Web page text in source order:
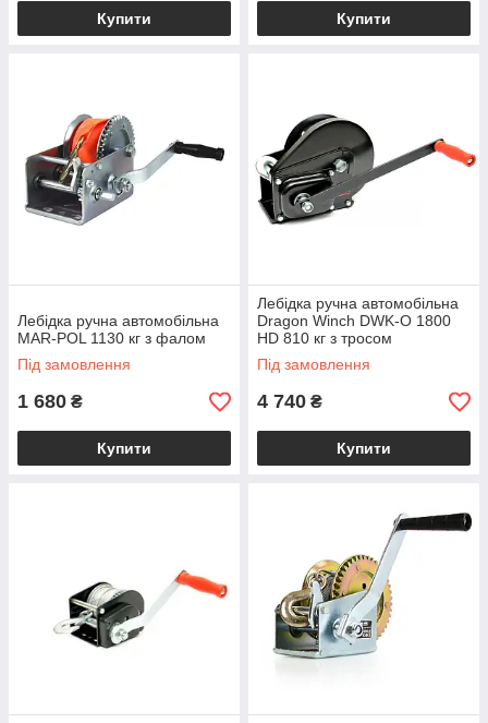
Купити Купити
Лебідка ручна автомобільна
MAR-POL 1130 кг з фалом
Під замовлення
1 680 ₴
Купити
Лебідка ручна автомобільна
Dragon Winch DWK-O 1800
HD 810 кг з тросом
Під замовлення
4 740 ₴
Купити